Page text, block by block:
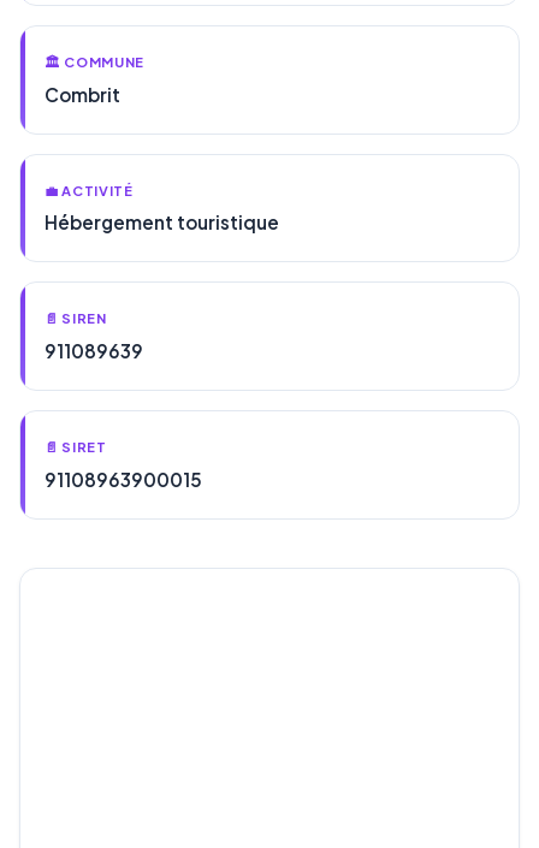
🏛️ COMMUNE
Combrit
💼 ACTIVITÉ
Hébergement touristique
📄 SIREN
911089639
📄 SIRET
91108963900015